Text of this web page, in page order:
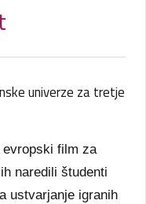
univerze za tretje
evropski film za
naredili študenti
ustvarjanje igranih